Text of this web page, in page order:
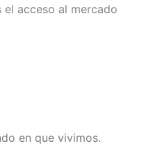
acceso al mercado
en que vivimos.